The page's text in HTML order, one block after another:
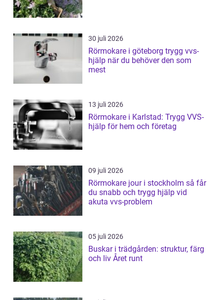
30 juli 2026
Rörmokare i göteborg trygg vvs-
hjälp när du behöver den som
mest
13 juli 2026
Rörmokare i Karlstad: Trygg VVS-
hjälp för hem och företag
09 juli 2026
Rörmokare jour i stockholm så får
du snabb och trygg hjälp vid
akuta vvs-problem
05 juli 2026
Buskar i trädgården: struktur, färg
och liv Året runt